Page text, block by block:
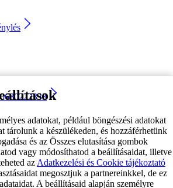
adatokat, például böngészési adatokat
tárolunk a készülékeden, és hozzáférhetünk
és az Összes elutasítása gombok
vagy módosíthatod a beállításaidat, illetve
az Adatkezelési és Cookie tájékoztató
megosztjuk a partnereinkkel, de ez
A beállításaid alapján személyre